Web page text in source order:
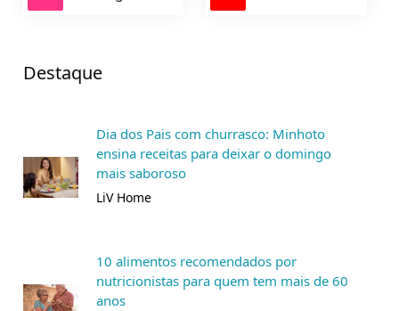
Destaque
Dia dos Pais com churrasco: Minhoto
ensina receitas para deixar o domingo
mais saboroso
LiV Home
10 alimentos recomendados por
nutricionistas para quem tem mais de 60
anos